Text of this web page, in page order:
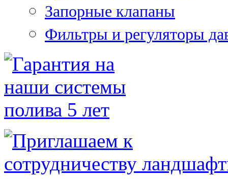
Запорные клапаны
Фильтры и регуляторы